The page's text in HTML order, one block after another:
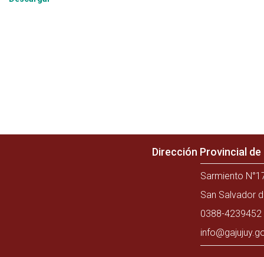
Dirección Provincial
Sarmiento
San Salvador
0388-